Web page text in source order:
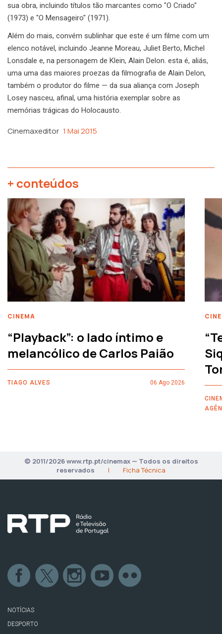
sua obra, incluindo títulos tão marcantes como "O Criado"
(1973) e "O Mensageiro" (1971).
Além do mais, convém sublinhar que este é um filme com um
elenco notável, incluindo Jeanne Moreau, Juliet Berto, Michel
Lonsdale e, na personagem de Klein, Alain Delon. esta é, aliás,
uma uma das maiores proezas da filmografia de Alain Delon,
também o produtor do filme — da sua aliança com Joseph
Losey nasceu, afinal, uma história exemplar sobre as
memórias trágicas do Holocausto.
Cinemaxeditor 1 Mai 2015
+ conteúdos
CINEMA
“Playback”: o lado íntimo e
melancólico de Carlos Paião
TIAGO ALVES 06 Ago 2026
© 2011/2026 www.rtp.pt/cinemax — Todos os direitos
reservados
| Ficha Técnica
NOTÍCIAS
DESPORTO